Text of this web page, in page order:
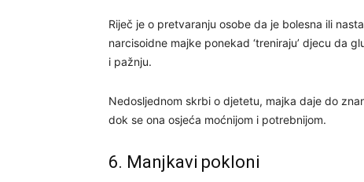
Riječ je o pretvaranju osobe da je bolesna ili
narcisoidne majke ponekad ‘treniraju’ djecu da
i pažnju.
Nedosljednom skrbi o djetetu, majka daje do
dok se ona osjeća moćnijom i potrebnijom.
6. Manjkavi pokloni